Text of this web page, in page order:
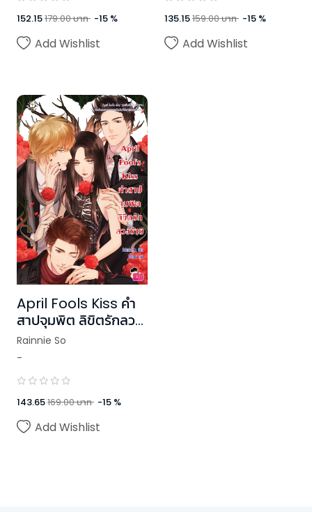
152.15179.00บาท -15 %
Add Wishlist
135.15159.00บาท -15 %
Add Wishlist
April Fools Kiss คำ
สาปจุมพิต ลิขิตรักลวง
ร้าย
Rainnie So
-
143.65169.00บาท -15 %
Add Wishlist